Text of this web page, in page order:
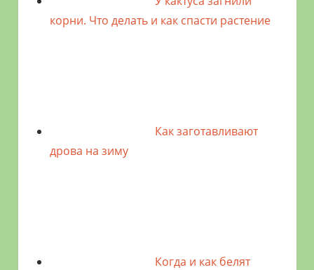
корни. Что делать и как спасти растение
Как заготавливают
дрова на зиму
Когда и как белят